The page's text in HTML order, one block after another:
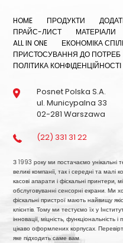
HOME ПРОДУКТИ
ПРАЙС-ЛИСТ
МАТЕРІАЛИ
ALL IN ONE
ЕКОНОМІКА
ПРИСТОСУВАННЯ ДО ПОТРЕБ
ПОЛІТИКА КОНФІДЕНЦІЙНОСТІ
Posnet Polska S.A.
ul. Municypalna 33
02-281 Warszawa
(22) 331 31 22
З 1993 року ми постачаємо унікальні
великі компанії, так і середні та
касові апарати і фіскальні принтери,
обслуговуванні сенсорні екрани. Ми
фіскальні пристрої мають найвищу
клієнтів. Тому ми тестуємо їх у
інновації, міцність,
цікаво оформлених корпусах.
яке підходить саме вам.